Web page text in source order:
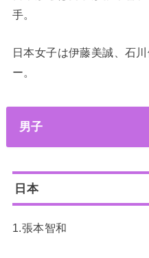
手。
日本女子は伊藤美誠、石
ー。
男子
日本
1.張本智和